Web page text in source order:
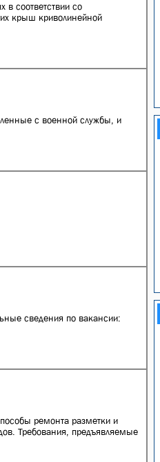
в соответствии со
крыш криволинейной
с военной службы, и
сведения по вакансии:
ремонта разметки и
Требования, предъявляемые